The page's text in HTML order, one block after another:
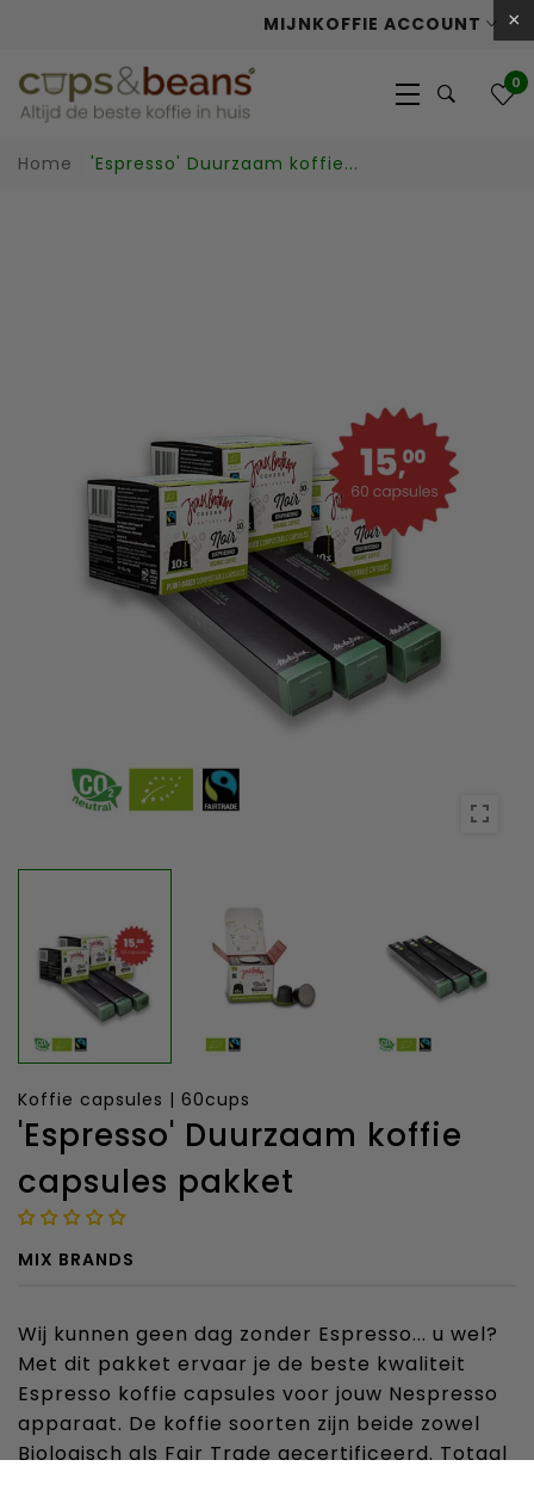
×
MIJNKOFFIE ACCOUNT
0
Home 'Espresso' Duurzaam koffie...
Koffie capsules | 60cups
'Espresso' Duurzaam koffie
capsules pakket
MIX BRANDS
Wij kunnen geen dag zonder Espresso... u wel?
Met dit pakket ervaar je de beste kwaliteit
Espresso koffie capsules voor jouw Nespresso
apparaat. De koffie soorten zijn beide zowel
Biologisch als Fair Trade gecertificeerd. Totaal